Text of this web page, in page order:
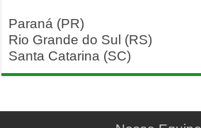
Paraná (PR)
Rio Grande do Sul (RS)
Santa Catarina (SC)